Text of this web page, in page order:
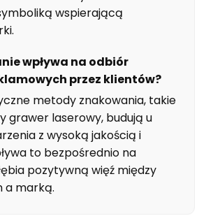
wspierającą
wpływa na odbiór
przez klientów?
metody znakowania, takie
grawer laserowy, budują u
z wysoką jakością i
to bezpośrednio na
pozytywną więź między
a marką.